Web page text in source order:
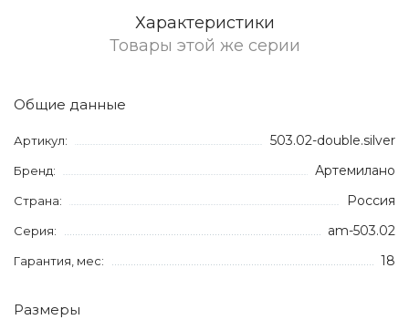
Характеристики
Товары этой же серии
Общие данные
Артикул: 503.02-double.silver
Бренд: Артемилано
Страна: Россия
Серия: am-503.02
Гарантия, мес: 18
Размеры